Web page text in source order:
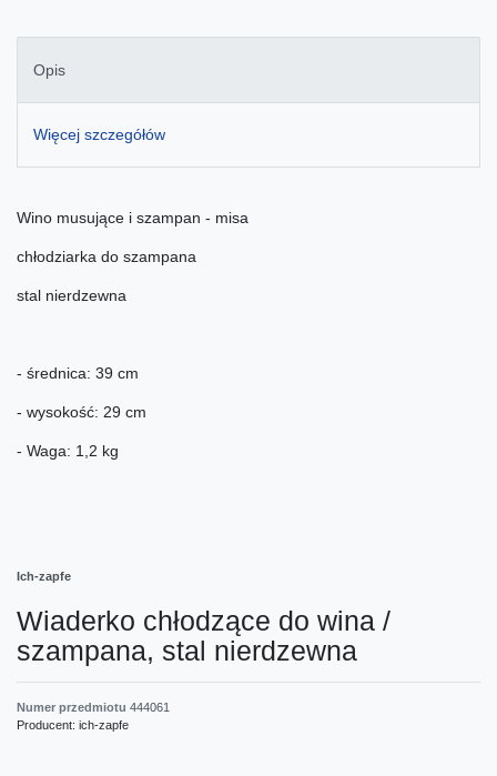
Opis
Więcej szczegółów
Wino musujące i szampan - misa
chłodziarka do szampana
stal nierdzewna
- średnica: 39 cm
- wysokość: 29 cm
- Waga: 1,2 kg
Ich-zapfe
Wiaderko chłodzące do wina /
szampana, stal nierdzewna
Numer przedmiotu 444061
Producent: ich-zapfe